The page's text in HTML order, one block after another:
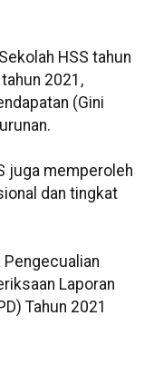
HSS tahun
2021,
(Gini
juga memperoleh
dan tingkat
Pengecualian
Laporan
Tahun 2021